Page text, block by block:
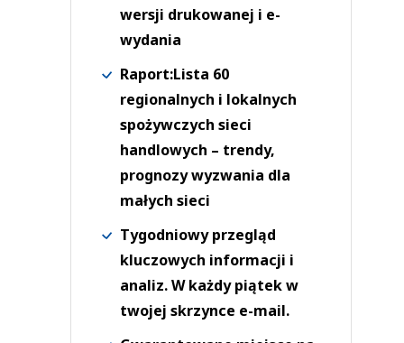
wersji drukowanej i e-
wydania
Raport:Lista 60
regionalnych i lokalnych
spożywczych sieci
handlowych – trendy,
prognozy wyzwania dla
małych sieci
Tygodniowy przegląd
kluczowych informacji i
analiz. W każdy piątek w
twojej skrzynce e-mail.